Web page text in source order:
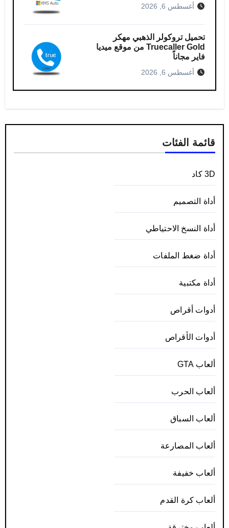
أغسطس 6, 2026
تحميل تروكولر الذهبي مهكر
Truecaller Gold من موقع ميديا
فاير مجاناً
أغسطس 6, 2026
قائمة الفئات
3D كاد
أداة التصميم
أداة النسخ الاحتياطي
أداة ضغط الملفات
أداة مكتبية
أدوات أقراص
أدوات الأقراص
ألعاب GTA
ألعاب الحرب
ألعاب السباق
ألعاب المصارعة
ألعاب خفيفة
ألعاب كرة القدم